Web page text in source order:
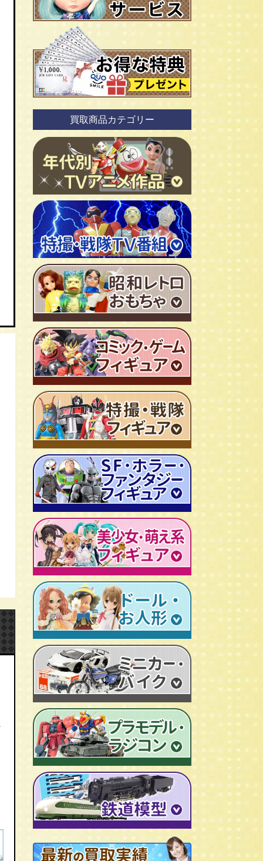
買取商品カテゴリー
ＴＶアニメ作品 1960年代
ＴＶアニメ作品 1970年代
ＴＶアニメ作品 1980年代
特撮・戦隊 TV番組 1960年代
超合金・DX超合金
ソフビ
広告ノベルティグッズ
ジャンボマシンダー
キャラクター消しゴム
ビックリマンシール
ダイアクロン
変身サイボーグ
昭和レトロなミニカー
ミクロマン
レトロプラモデル
旧トランスフォーマー
ビンテージ セルロイド人形
仮面ライダーカード
マルサン/MARUSAN
ブルマァク/BULLMARK
ポピー/POPY
旧タカラ/TAKARA
旧バンダイ/BANDAI
タカトクトイス/T.T
中嶋製作所
ヨネザワ/米澤玩具
ワンピース/ONE PIECE
聖闘士聖矢
キン肉マン
ドラゴンボール
北斗の拳
ルパン三世
鉄人28号
新世紀エヴァンゲリオン
AKIRA/アキラ
ドラゴンクエスト
ファイナルファンタジー/FF
P.O.P
RAH
CCP キン肉マン
超像可動
聖闘士聖衣神話
Figuarts/フィギュアーツ
ワールドコレクタブル
プレイモービル
仮面ライダー
ゴジラ
人造人間キカイダー
牙狼-GARO
機動戦士ガンダム
マジンガーＺ
ゲッターロボ
トランスフォーマー
マクロス
メタルヒーローシリーズ
スーパー戦隊
超合金魂
ROBOT魂
RAH
マスターピース
M1号
S.H.モンスターアーツ
ULTRA-ACT
SDX
スターウォーズ
プレデター/PREDATOR
エイリアン/ALIEN
ターミネーター
ロボコップ
バットマン
グレムリン
バイオハザード
ディズニー
リビングデッドドールズ/LDD
ホットトイズ/HOT TOYS
サイドショウ/SIDE SHOW
パリセイズ/PALISADES
メズコ/MEZCO
プレイアーツ/PLAY ARTS
RAH
セーラームーン
魔法少女まどか☆マギカ
フェイト/Fate
武装神姫
魔法少女リリカルなのは
艦隊これくしょん -艦これ-
けいおん！
すーぱーそに子
一騎当千
東方Project
涼宮ハルヒの憂鬱
化物語・偽物語
百花繚乱
ブライス/Blythe
スーパードルフィー/ドルフィードリーム
アゾンドール/AZONE
モモコ/momoko
ハイブリッドアクティブ/HAF
えっくす☆きゅーと
ピュアニーモ
リカちゃん
バービー
シルバニアファミリー
トミカ/TOMICA
エブロ/EBBRO
ミニチャンプス
hpiレーシング
ノレブ/NOREV
ダイヤペット/Diapet
ガンダム/GUNDAM
アーマード・コア